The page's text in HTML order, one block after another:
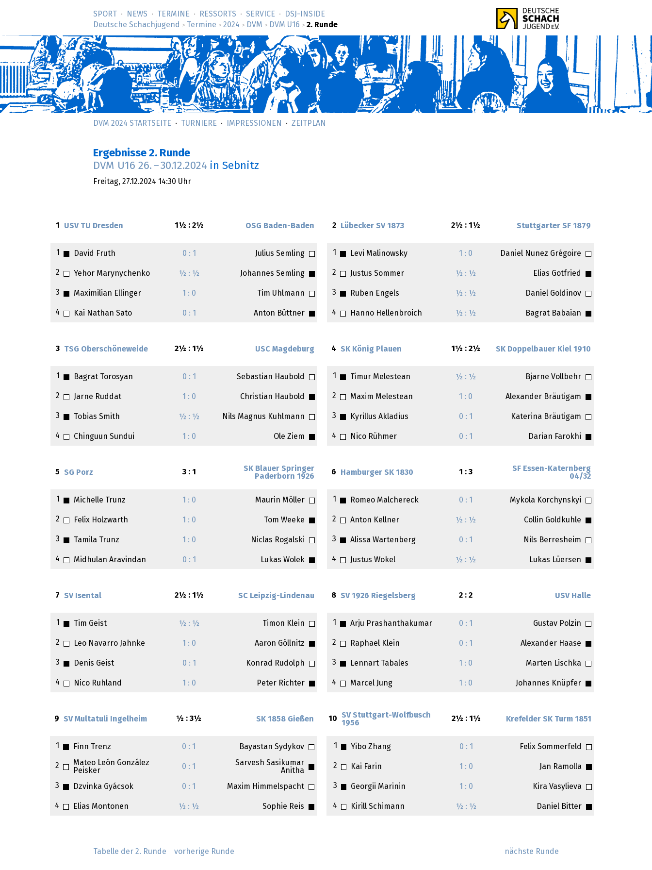
SPORT NEWS TERMINE RESSORTS SERVICE
DSJ-­INSIDE
Deutsche Schachjugend
> Termine > 2024 > DVM > DVM U16 > 2. Runde
DVM 2024 STARTSEITE TURNIERE IMPRESSIONEN ZEITPLAN
Ergebnisse 2. Runde
DVM U16 26. –30.12.2024 in Sebnitz
Freitag, 27.12.2024 14:30 Uhr
1 USV TU Dresden 1½ : 2½ OSG Baden-Baden
1 David Fruth 0 : 1 Julius Semling
2 Yehor Marynychenko ½ : ½ Johannes Semling
3 Maximilian Ellinger 1 : 0 Tim Uhlmann
4 Kai Nathan Sato 0 : 1 Anton Büttner
2 Lübecker SV 1873 2½ : 1½ Stuttgarter SF 1879
1 Levi Malinowsky 1 : 0 Daniel Nunez Grégoire
2 Justus Sommer ½ : ½ Elias Gotfried
3 Ruben Engels ½ : ½ Daniel Goldinov
4 Hanno Hellenbroich ½ : ½ Bagrat Babaian
3 TSG Oberschöneweide 2½ : 1½ USC Magdeburg
1 Bagrat Torosyan 0 : 1 Sebastian Haubold
2 Jarne Ruddat 1 : 0 Christian Haubold
3 Tobias Smith ½ : ½ Nils Magnus Kuhlmann
4 Chinguun Sundui 1 : 0 Ole Ziem
4 SK König Plauen 1½ : 2½ SK Doppelbauer Kiel 1910
1 Timur Melestean ½ : ½ Bjarne Vollbehr
2 Maxim Melestean 1 : 0 Alexander Bräutigam
3 Kyrillus Akladius 0 : 1 Katerina Bräutigam
4 Nico Rühmer 0 : 1 Darian Farokhi
5 SG Porz 3 : 1
SK Blauer Springer
Paderborn 1926
1 Michelle Trunz 1 : 0 Maurin Möller
2 Felix Holzwarth 1 : 0 Tom Weeke
3 Tamila Trunz 1 : 0 Niclas Rogalski
4 Midhulan Aravindan 0 : 1 Lukas Wolek
6 Hamburger SK 1830 1 : 3
SF Essen-Katernberg
04/32
1 Romeo Malchereck 0 : 1 Mykola Korchynskyi
2 Anton Kellner ½ : ½ Collin Goldkuhle
3 Alissa Wartenberg 0 : 1 Nils Berresheim
4 Justus Wokel ½ : ½ Lukas Lüersen
7 SV Isental 2½ : 1½ SC Leipzig-Lindenau
1 Tim Geist ½ : ½ Timon Klein
2 Leo Navarro Jahnke 1 : 0 Aaron Göllnitz
3 Denis Geist 0 : 1 Konrad Rudolph
4 Nico Ruhland 1 : 0 Peter Richter
8 SV 1926 Riegelsberg 2 : 2 USV Halle
1 Arju Prashanthakumar 0 : 1 Gustav Polzin
2 Raphael Klein 0 : 1 Alexander Haase
3 Lennart Tabales 1 : 0 Marten Lischka
4 Marcel Jung 1 : 0 Johannes Knüpfer
9 SV Multatuli Ingelheim ½ : 3½ SK 1858 Gießen
1 Finn Trenz 0 : 1 Bayastan Sydykov
2
Mateo León González
Peisker
0 : 1
Sarvesh Sasikumar
Anitha
3
Dzvinka Gyácsok 0 : 1 Maxim Himmelspacht
4 Elias Montonen ½ : ½ Sophie Reis
10
SV Stuttgart-Wolfbusch
1956
2½ : 1½ Krefelder SK Turm 1851
1 Yibo Zhang 0 : 1 Felix Sommerfeld
2 Kai Farin 1 : 0 Jan Ramolla
3 Georgii Marinin 1 : 0 Kira Vasylieva
4 Kirill Schimann ½ : ½ Daniel Bitter
Tabelle der 2. Runde vorherige Runde nächste Runde